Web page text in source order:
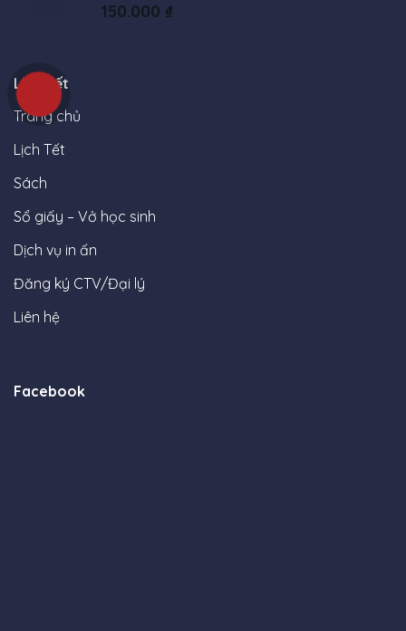
150.000 ₫
Liên kết
Trang chủ
Lịch Tết
Sách
Sổ giấy – Vở học sinh
Dịch vụ in ấn
Đăng ký CTV/Đại lý
Liên hệ
Facebook